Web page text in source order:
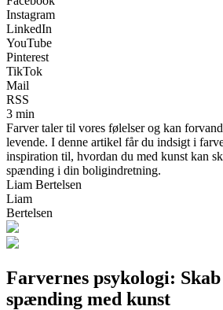
Instagram
LinkedIn
YouTube
Pinterest
TikTok
Mail
RSS
3 min
Farver taler til vores følelser og kan
levende. I denne artikel får du indsigt i
inspiration til, hvordan du med kunst kan
spænding i din boligindretning.
Liam Bertelsen
Liam
Bertelsen
Farvernes psykologi:
spænding med kunst